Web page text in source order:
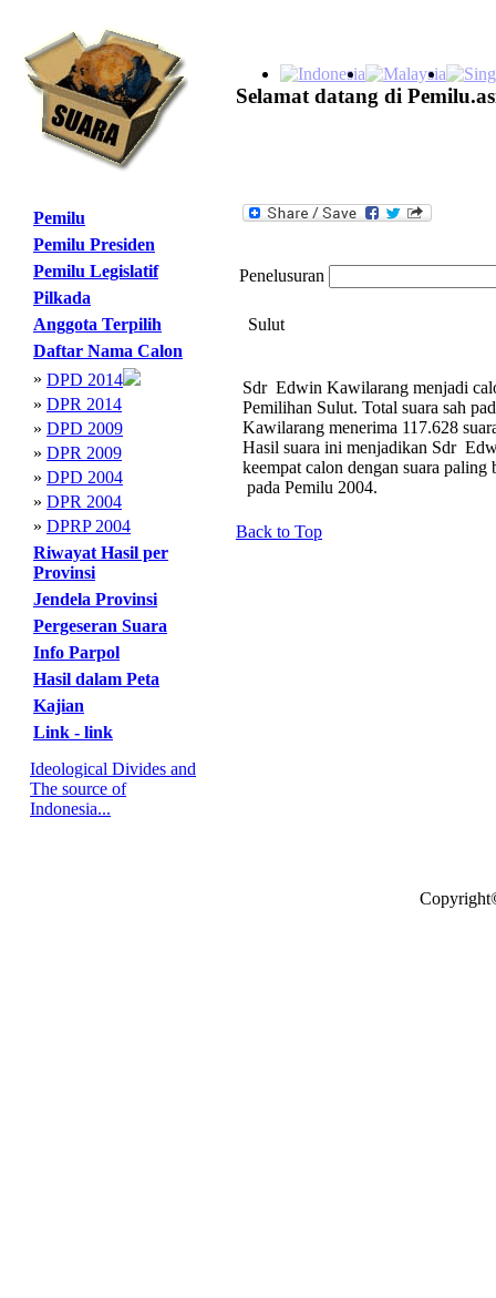
Selamat datang di
Pemilu
Pemilu Presiden
Pemilu Legislatif
Pilkada
Anggota Terpilih
Daftar Nama Calon
» DPD 2014
» DPR 2014
» DPD 2009
» DPR 2009
» DPD 2004
» DPR 2004
» DPRP 2004
Riwayat Hasil per
Provinsi
Jendela Provinsi
Pergeseran Suara
Info Parpol
Hasil dalam Peta
Kajian
Link - link
Ideological Divides and
The source of
Indonesia...
Penelusuran
Sulut
Sdr Edwin Kawilarang menjadi
Pemilihan Sulut. Total suara sah
Kawilarang menerima 117.628
Hasil suara ini menjadikan Sdr
keempat calon dengan suara
pada Pemilu 2004.
Back to Top